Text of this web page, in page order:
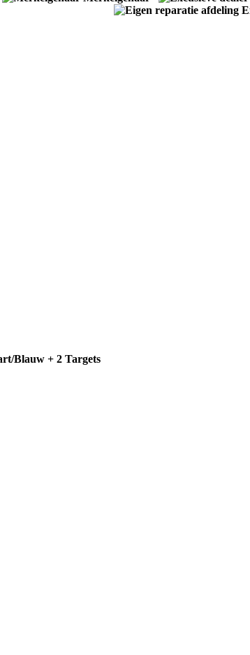
Blauw + 2 Targets